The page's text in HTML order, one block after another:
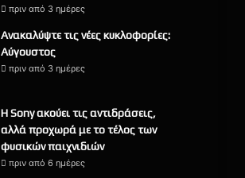
πριν από 3 ημέρες
Ανακαλύψτε τις νέες κυκλοφορίες:
Αύγουστος
πριν από 3 ημέρες
Η Sony ακούει τις αντιδράσεις,
αλλά προχωρά με το τέλος των
φυσικών παιχνιδιών
πριν από 6 ημέρες